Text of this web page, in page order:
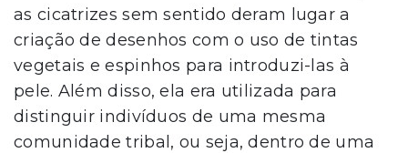
as cicatrizes sem sentido deram lugar a
criação de desenhos com o uso de tintas
vegetais e espinhos para introduzi-las à
pele. Além disso, ela era utilizada para
distinguir indivíduos de uma mesma
comunidade tribal, ou seja, dentro de uma